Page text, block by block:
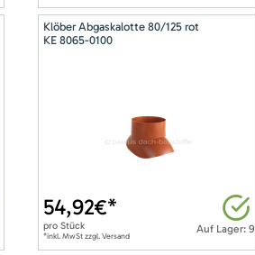
Klöber Abgaskalotte 80/125 rot
KE 8065-0100
Auf Lager: 9
54,92€*
pro Stück
*inkl. MwSt zzgl. Versand